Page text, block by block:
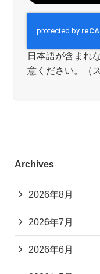
日本語が含まれ
意ください。（
Archives
2026年8月
2026年7月
2026年6月